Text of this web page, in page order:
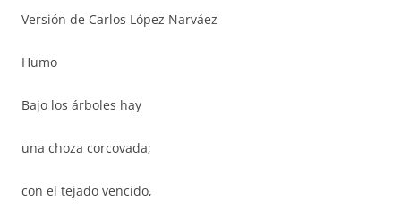
Versión de Carlos López Narváez
Humo
Bajo los árboles hay
una choza corcovada;
con el tejado vencido,